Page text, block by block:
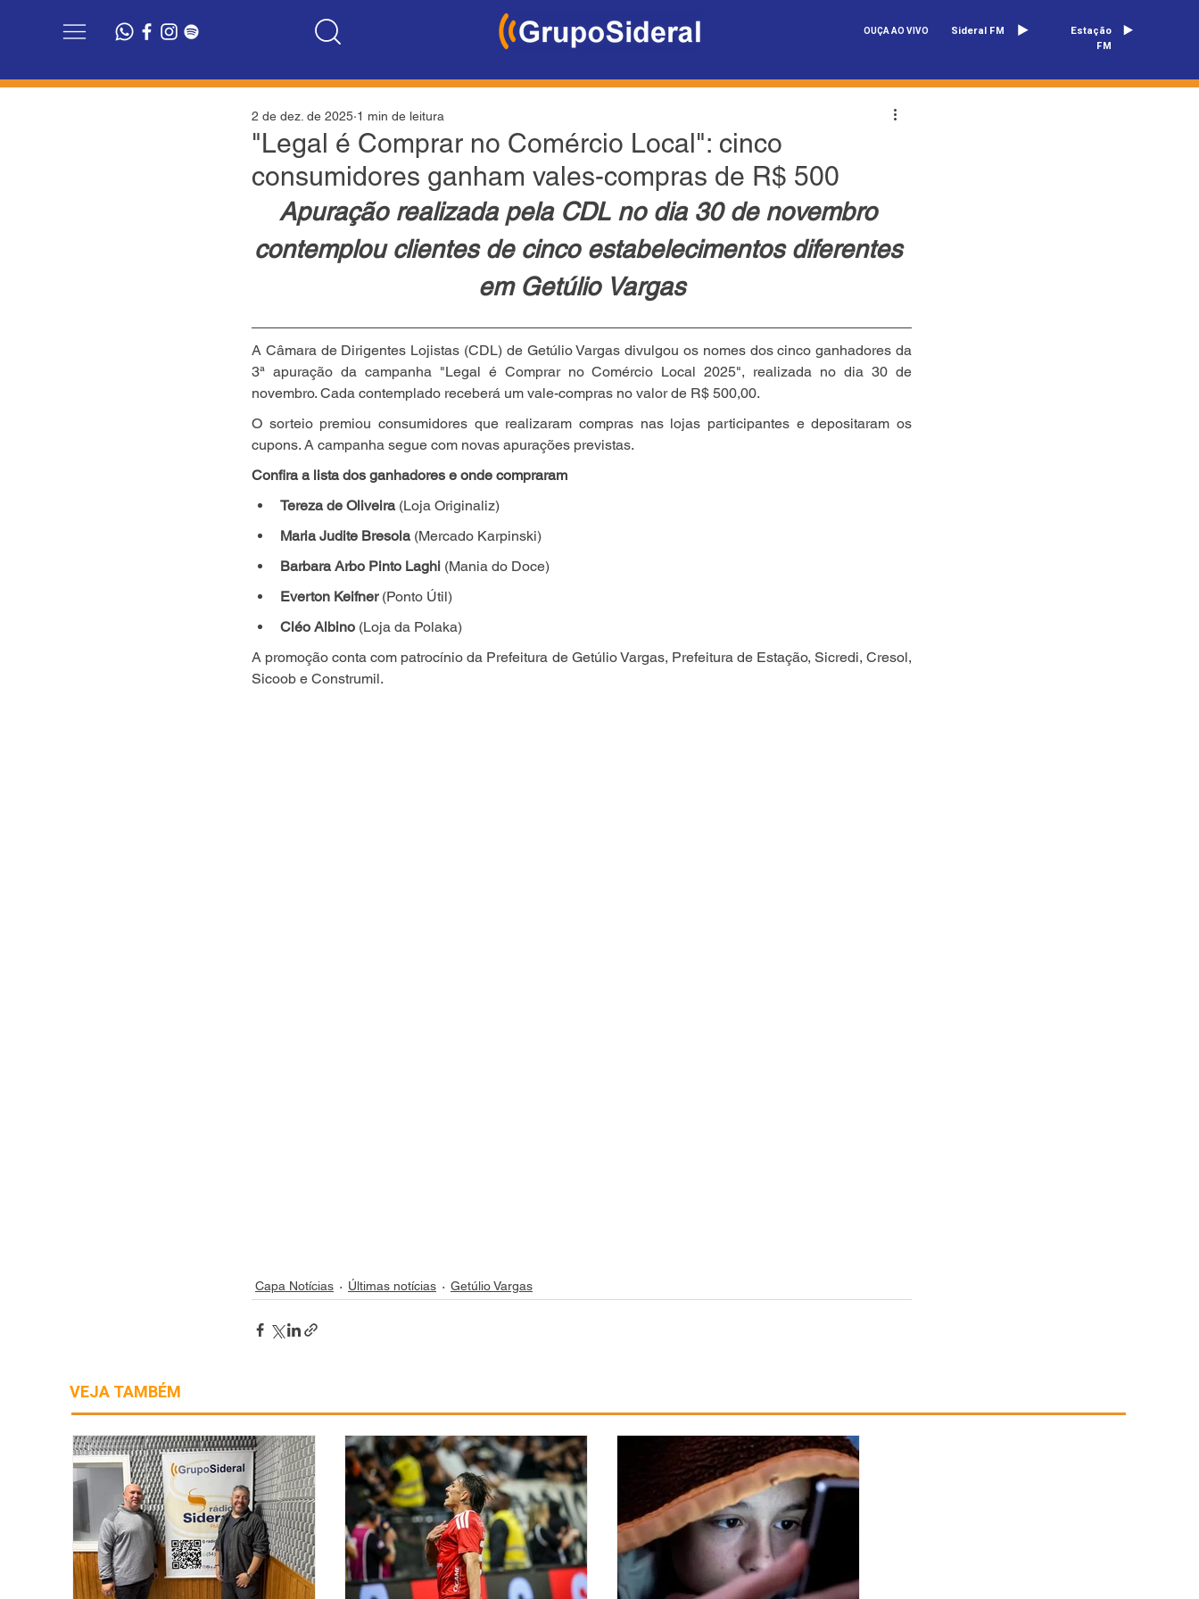
OUÇA AO VIVO Sideral FM
Estação
FM
"Legal é Comprar no Comércio Local": cinco
consumidores ganham vales-compras de R$ 500
2 de dez. de 2025 1 min de leitura
Apuração realizada pela CDL no dia 30 de novembro
contemplou clientes de cinco estabelecimentos diferentes
em Getúlio Vargas
A Câmara de Dirigentes Lojistas (CDL) de Getúlio Vargas divulgou os nomes dos cinco ganhadores da
3ª apuração da campanha "Legal é Comprar no Comércio Local 2025", realizada no dia 30 de
novembro. Cada contemplado receberá um vale-compras no valor de R$ 500,00.
O sorteio premiou consumidores que realizaram compras nas lojas participantes e depositaram os
cupons. A campanha segue com novas apurações previstas.
Confira a lista dos ganhadores e onde compraram
Tereza de Oliveira (Loja Originaliz)
Maria Judite Bresola (Mercado Karpinski)
Barbara Arbo Pinto Laghi (Mania do Doce)
Everton Keifner (Ponto Útil)
Cléo Albino (Loja da Polaka)
A promoção conta com patrocínio da Prefeitura de Getúlio Vargas, Prefeitura de Estação, Sicredi, Cresol,
Sicoob e Construmil.
Capa Notícias Últimas notícias Getúlio Vargas
VEJA TAMBÉM